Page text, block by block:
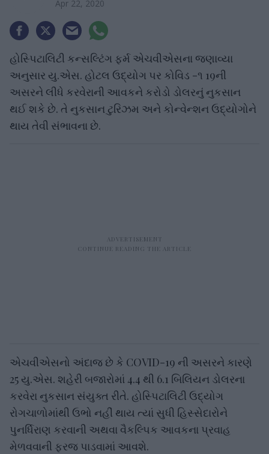
Apr 22, 2020
હોસ્પિટાલિટી કન્સલ્ટિંગ ફર્મ એચવીએસના જણાવ્યા
અનુસાર યુ.એસ. હોટલ ઉદ્યોગ પર કોવિડ -૧ 19ની
અસરને લીધે કરવેરાની આવકને કરોડો ડોલરનું નુકસાન
થઈ શકે છે. તે નુકસાન ટુરિઝમ અને કોન્વેન્શન ઉદ્યોગોને
થાય તેવી સંભાવના છે.
એચવીએસનો અંદાજ છે કે COVID-19 ની અસરને કારણે
25 યુ.એસ. શહેરી બજારોમાં 4.4 થી 6.1 બિલિયન ડોલરના
કરવેરા નુકસાન સંયુક્ત રીતે. હોસ્પિટાલિટી ઉદ્યોગ
રોગચાળોમાંથી ઉભો નહીં થાય ત્યાં સુધી હિસ્સેદારોને
પુનર્ધિરાણ કરવાની અથવા વૈકલ્પિક આવકના પ્રવાહ
મેળવવાની ફરજ પાડવામાં આવશે.